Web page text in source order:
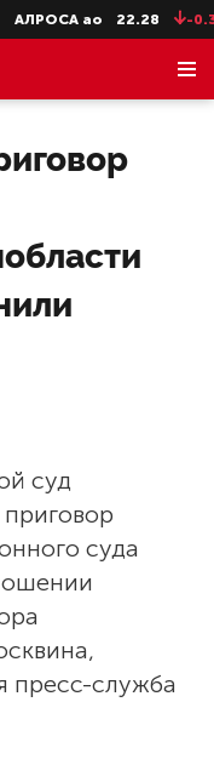
АЛРОСА ао 22.28 -0.31
суд
суда
пресс-служба